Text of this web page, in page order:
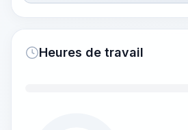
Heures de travail